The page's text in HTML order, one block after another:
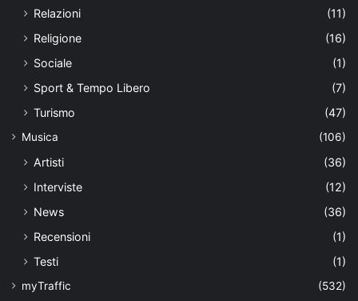
Relazioni
(11)
Religione
(16)
Sociale
(1)
Sport & Tempo Libero
(7)
Turismo
(47)
Musica (106)
Artisti
(36)
Interviste
(12)
News
(36)
Recensioni
(1)
Testi
(1)
myTraffic
(532)